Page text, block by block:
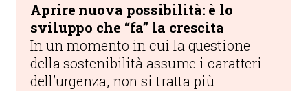
Aprire nuova possibilità: è lo
sviluppo che “fa” la crescita
In un momento in cui la questione
della sostenibilità assume i caratteri
dell’urgenza, non si tratta più